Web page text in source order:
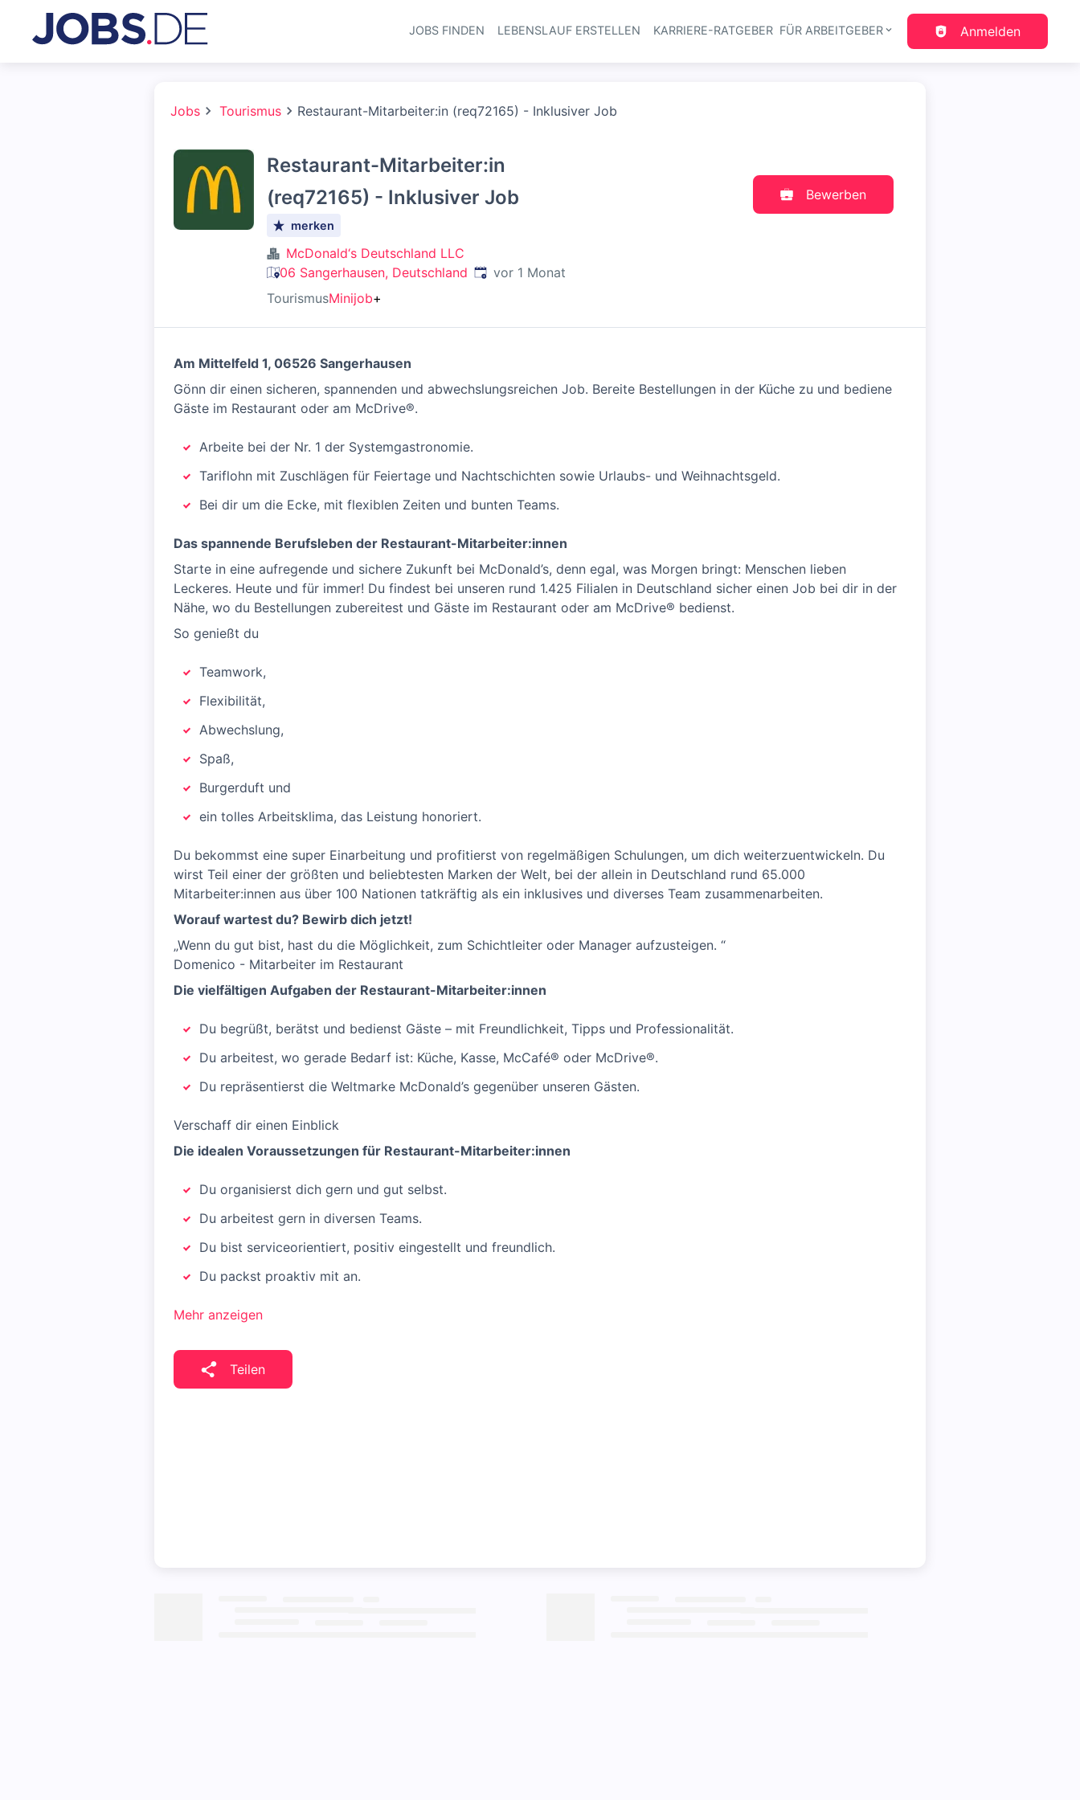
Haupt-Navigation
JOBS FINDEN LEBENSLAUF ERSTELLEN KARRIERE-RATGEBER FÜR ARBEITGEBER Anmelden
Jobs Tourismus Restaurant-Mitarbeiter:in (req72165) - Inklusiver Job
Restaurant-Mitarbeiter:in
(req72165) - Inklusiver Job
merken
McDonald‘s Deutschland LLC
06 Sangerhausen, Deutschland Veröffentlicht:
vor 1 Monat
TourismusMinijob+
Bewerben
Am Mittelfeld 1, 06526 Sangerhausen
Gönn dir einen sicheren, spannenden und abwechslungsreichen Job. Bereite Bestellungen in der Küche zu und bediene
Gäste im Restaurant oder am McDrive®.
Arbeite bei der Nr. 1 der Systemgastronomie.
Tariflohn mit Zuschlägen für Feiertage und Nachtschichten sowie Urlaubs- und Weihnachtsgeld.
Bei dir um die Ecke, mit flexiblen Zeiten und bunten Teams.
Das spannende Berufsleben der Restaurant-Mitarbeiter:innen
Starte in eine aufregende und sichere Zukunft bei McDonald’s, denn egal, was Morgen bringt: Menschen lieben
Leckeres. Heute und für immer! Du findest bei unseren rund 1.425 Filialen in Deutschland sicher einen Job bei dir in der
Nähe, wo du Bestellungen zubereitest und Gäste im Restaurant oder am McDrive® bedienst.
So genießt du
Teamwork,
Flexibilität,
Abwechslung,
Spaß,
Burgerduft und
ein tolles Arbeitsklima, das Leistung honoriert.
Du bekommst eine super Einarbeitung und profitierst von regelmäßigen Schulungen, um dich weiterzuentwickeln. Du
wirst Teil einer der größten und beliebtesten Marken der Welt, bei der allein in Deutschland rund 65.000
Mitarbeiter:innen aus über 100 Nationen tatkräftig als ein inklusives und diverses Team zusammenarbeiten.
Worauf wartest du? Bewirb dich jetzt!
„Wenn du gut bist, hast du die Möglichkeit, zum Schichtleiter oder Manager aufzusteigen. “
Domenico - Mitarbeiter im Restaurant
Die vielfältigen Aufgaben der Restaurant-Mitarbeiter:innen
Du begrüßt, berätst und bedienst Gäste – mit Freundlichkeit, Tipps und Professionalität.
Du arbeitest, wo gerade Bedarf ist: Küche, Kasse, McCafé® oder McDrive®.
Du repräsentierst die Weltmarke McDonald’s gegenüber unseren Gästen.
Verschaff dir einen Einblick
Die idealen Voraussetzungen für Restaurant-Mitarbeiter:innen
Du organisierst dich gern und gut selbst.
Du arbeitest gern in diversen Teams.
Du bist serviceorientiert, positiv eingestellt und freundlich.
Du packst proaktiv mit an.
Mehr anzeigen
Teilen